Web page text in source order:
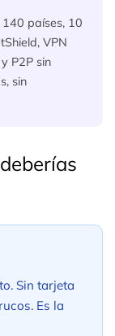
países, 10
VPN
P2P sin
sin
Sin tarjeta
Es la